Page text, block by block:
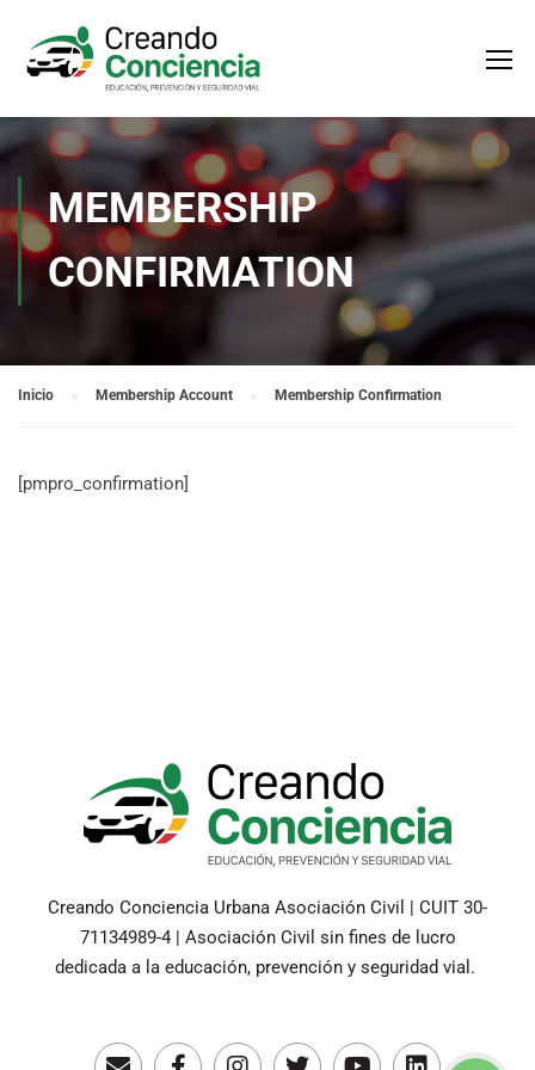
MEMBERSHIP
CONFIRMATION
Inicio Membership Account Membership Confirmation
[pmpro_confirmation]
Creando Conciencia Urbana Asociación Civil | CUIT 30-
71134989-4 | Asociación Civil sin fines de lucro
dedicada a la educación, prevención y seguridad vial.